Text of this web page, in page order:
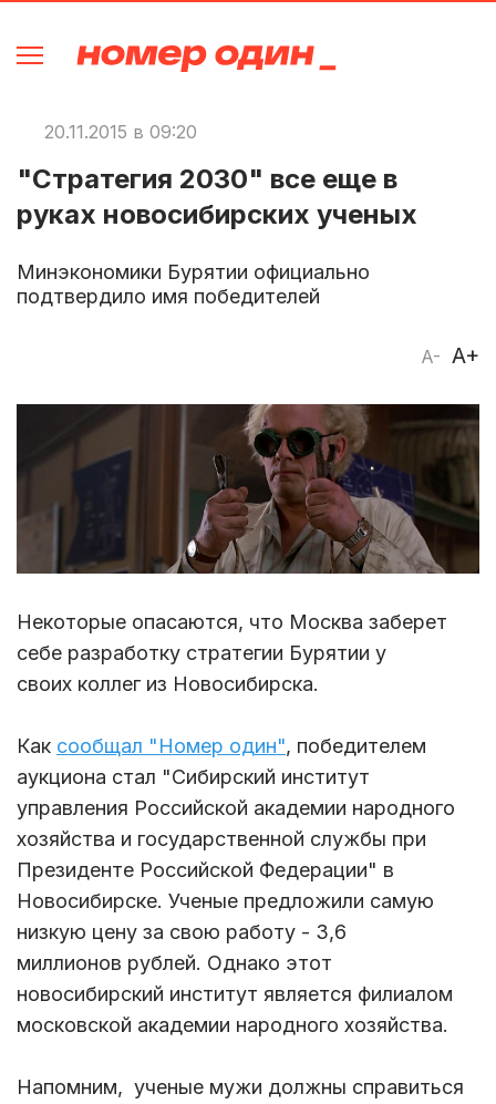
20.11.2015 в 09:20
"Стратегия 2030" все еще в
руках новосибирских ученых
Минэкономики Бурятии официально
подтвердило имя победителей
A- A+
Некоторые опасаются, что Москва заберет
себе разработку стратегии Бурятии у
своих коллег из Новосибирска.
Как сообщал "Номер один", победителем
аукциона стал "Сибирский институт
управления Российской академии народного
хозяйства и государственной службы при
Президенте Российской Федерации" в
Новосибирске. Ученые предложили самую
низкую цену за свою работу - 3,6
миллионов рублей. Однако этот
новосибирский институт является филиалом
московской академии народного хозяйства.
Напомним, ученые мужи должны справиться